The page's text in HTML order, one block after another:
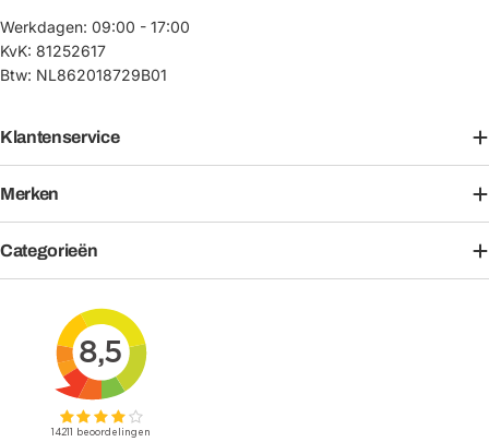
Werkdagen: 09:00 - 17:00
KvK: 81252617
Btw: NL862018729B01
Klantenservice
Merken
Categorieën